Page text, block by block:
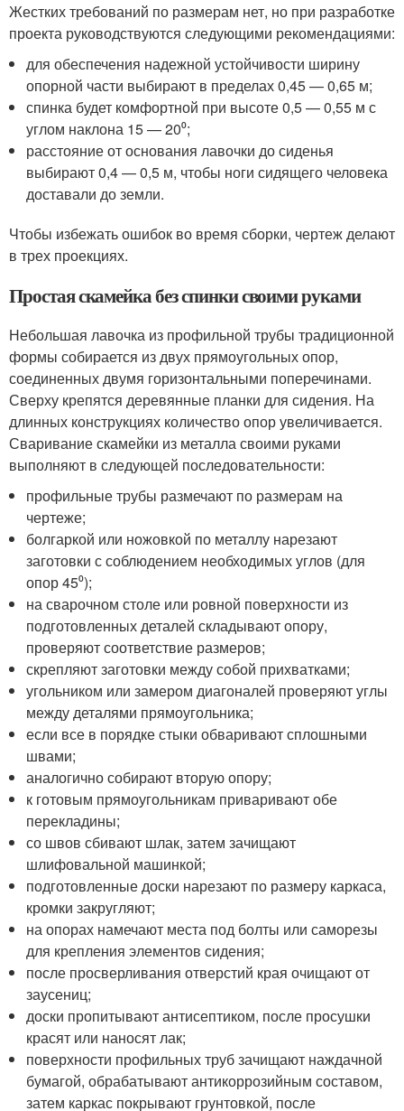
Жестких требований по размерам нет, но при разработке
проекта руководствуются следующими рекомендациями:
для обеспечения надежной устойчивости ширину
опорной части выбирают в пределах 0,45 — 0,65 м;
спинка будет комфортной при высоте 0,5 — 0,55 м с
углом наклона 15 — 20⁰;
расстояние от основания лавочки до сиденья
выбирают 0,4 — 0,5 м, чтобы ноги сидящего человека
доставали до земли.
Чтобы избежать ошибок во время сборки, чертеж делают
в трех проекциях.
Простая скамейка без спинки своими руками
Небольшая лавочка из профильной трубы традиционной
формы собирается из двух прямоугольных опор,
соединенных двумя горизонтальными поперечинами.
Сверху крепятся деревянные планки для сидения. На
длинных конструкциях количество опор увеличивается.
Сваривание скамейки из металла своими руками
выполняют в следующей последовательности:
профильные трубы размечают по размерам на
чертеже;
болгаркой или ножовкой по металлу нарезают
заготовки с соблюдением необходимых углов (для
опор 45⁰);
на сварочном столе или ровной поверхности из
подготовленных деталей складывают опору,
проверяют соответствие размеров;
скрепляют заготовки между собой прихватками;
угольником или замером диагоналей проверяют углы
между деталями прямоугольника;
если все в порядке стыки обваривают сплошными
швами;
аналогично собирают вторую опору;
к готовым прямоугольникам приваривают обе
перекладины;
со швов сбивают шлак, затем зачищают
шлифовальной машинкой;
подготовленные доски нарезают по размеру каркаса,
кромки закругляют;
на опорах намечают места под болты или саморезы
для крепления элементов сидения;
после просверливания отверстий края очищают от
заусениц;
доски пропитывают антисептиком, после просушки
красят или наносят лак;
поверхности профильных труб зачищают наждачной
бумагой, обрабатывают антикоррозийным составом,
затем каркас покрывают грунтовкой, после